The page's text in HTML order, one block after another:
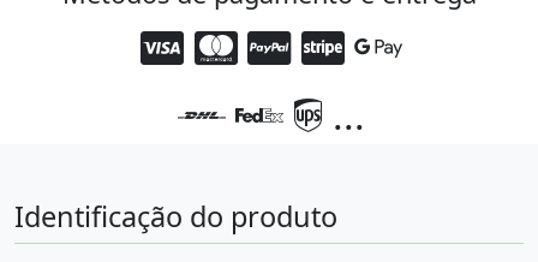
...
Identificação do produto